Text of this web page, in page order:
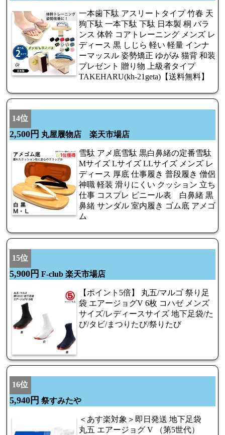
一本歯下駄 アスリートタイプ 竹春 天
狗下駄 一本下駄 下駄 日本製 桐 バラ
ンス 体幹 コアトレーニング メンズ レ
ディース 黒 しじら 軽い 軽量 インナ
ーマッスル 姿勢矯正 ゆがみ 猫背 和装
プレゼント 贈り物 上級者タイプ
TAKEHARU(kh-21geta)【送料無料】
14位
2,500円 丸屋履物店 楽天市場店
雪駄 アメ底雪駄 黒白鼻緒の定番雪駄
Mサイズ Lサイズ LLサイズ メンズ レ
ディース 厚底 仕事履き 普段履き 僧侶
神職 軽装 滑りにくい クッション 立ち
仕事 コスプレ ビニール表 白鼻緒 黒
鼻緒 サンダル 室内履き ゴム底 アメゴ
ム
15位
5,900円 F-club 楽天市場店
【ポイント5倍】 丸五/マルゴ 祭り足
袋 エアージョグV 6枚 コハゼ メンズ
サイズ/レディースサイズ 地下足袋/た
び/タビ/まつりたび/祭りたび
16位
5,940円 祭すみたや
＜あす楽対象＞即日発送 地下足袋
丸五 エアージョグ V （第5世代）